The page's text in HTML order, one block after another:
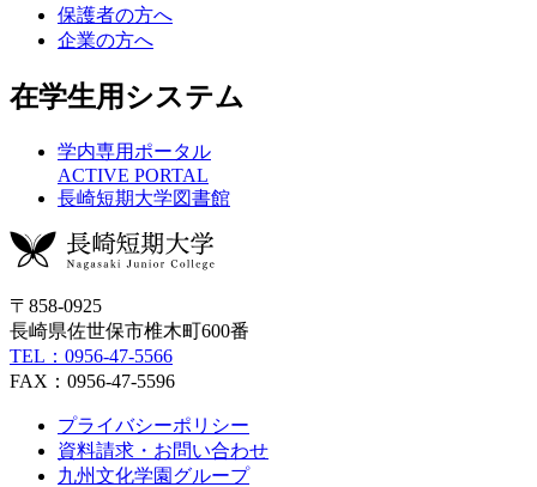
保護者の方へ
企業の方へ
在学生用システム
学内専用ポータル
ACTIVE PORTAL
長崎短期大学図書館
〒858-0925
長崎県佐世保市椎木町600番
TEL：0956-47-5566
FAX：0956-47-5596
プライバシーポリシー
資料請求・お問い合わせ
九州文化学園グループ